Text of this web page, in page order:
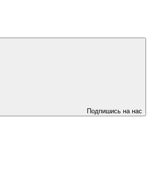
Подпишись на нас